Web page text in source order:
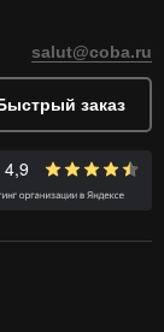
salut@coba.ru
заказ